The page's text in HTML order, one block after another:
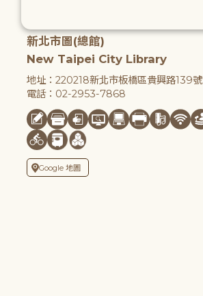
新北市圖(總館)
New Taipei City Library
地址：220218新北市板橋區貴興路139號
電話：02-2953-7868
Google 地圖